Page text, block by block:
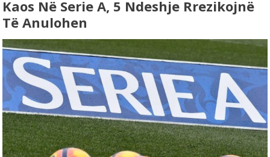
Kaos Në Serie A, 5 Ndeshje Rrezikojnë
Të Anulohen